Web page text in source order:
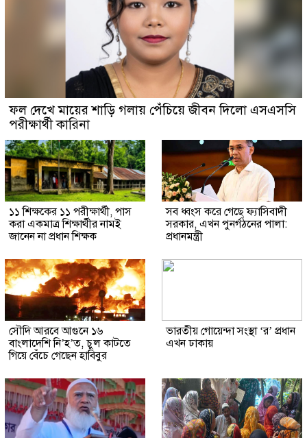
ফল দেখে মায়ের শাড়ি গলায় পেঁচিয়ে জীবন দিলো এসএসসি
পরীক্ষার্থী কারিনা
১১ শিক্ষকের ১১ পরীক্ষার্থী, পাস
করা একমাত্র শিক্ষার্থীর নামই
জানেন না প্রধান শিক্ষক
সব ধ্বংস করে গেছে ফ্যাসিবাদী
সরকার, এখন পুনর্গঠনের পালা:
প্রধানমন্ত্রী
সৌদি আরবে আগুনে ১৬
বাংলাদেশি নি’হ’ত, চুল কাটতে
গিয়ে বেঁচে গেছেন হাবিবুর
ভারতীয় গোয়েন্দা সংস্থা ‘র’ প্রধান
এখন ঢাকায়